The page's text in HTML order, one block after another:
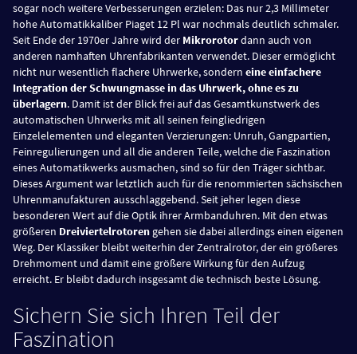
sogar noch weitere Verbesserungen erzielen: Das nur 2,3 Millimeter
hohe Automatikkaliber Piaget 12 Pl war nochmals deutlich schmaler.
Seit Ende der 1970er Jahre wird der Mikrorotordann auch von
anderen namhaften Uhrenfabrikanten verwendet. Dieser ermöglicht
nicht nur wesentlich flachere Uhrwerke, sondern eine einfachere
Integration der Schwungmasse in das Uhrwerk, ohne es zu
überlagern. Damit ist der Blick frei auf das Gesamtkunstwerk des
automatischen Uhrwerks mit all seinen feingliedrigen
Einzelelementen und eleganten Verzierungen: Unruh, Gangpartien,
Feinregulierungen und all die anderen Teile, welche die Faszination
eines Automatikwerks ausmachen, sind so für den Träger sichtbar.
Dieses Argument war letztlich auch für die renommierten sächsischen
Uhrenmanufakturen ausschlaggebend. Seit jeher legen diese
besonderen Wert auf die Optik ihrer Armbanduhren. Mit den etwas
größeren Dreiviertelrotoren gehen sie dabei allerdings einen eigenen
Weg. Der Klassiker bleibt weiterhin der Zentralrotor, der ein größeres
Drehmoment und damit eine größere Wirkung für den Aufzug
erreicht. Er bleibt dadurch insgesamt die technisch beste Lösung.
Sichern Sie sich Ihren Teil der
Faszination